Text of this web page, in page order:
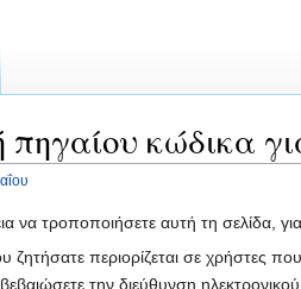
κώδικα
να τροποποιήσετε αυτή τη σελίδα,
ζητήσατε περιορίζεται σε χρήστες
την διεύθυνση